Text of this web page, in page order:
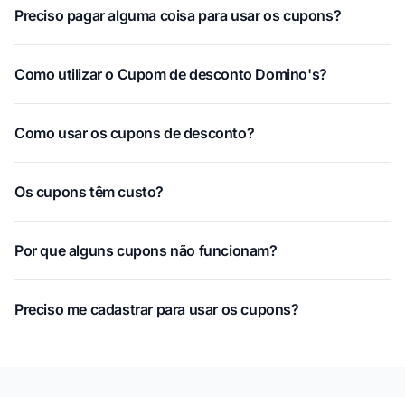
Preciso pagar alguma coisa para usar os cupons?
Como utilizar o Cupom de desconto Domino's?
Como usar os cupons de desconto?
Os cupons têm custo?
Por que alguns cupons não funcionam?
Preciso me cadastrar para usar os cupons?